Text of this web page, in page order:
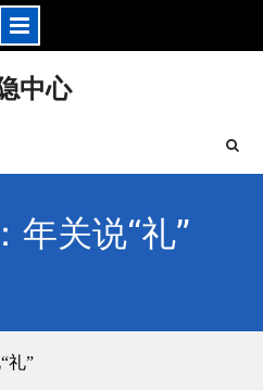
中心
年关说“礼”
礼”